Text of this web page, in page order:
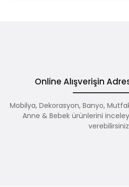
Online Alışverişin
Mobilya, Dekorasyon, Banyo,
Anne & Bebek ürünlerini